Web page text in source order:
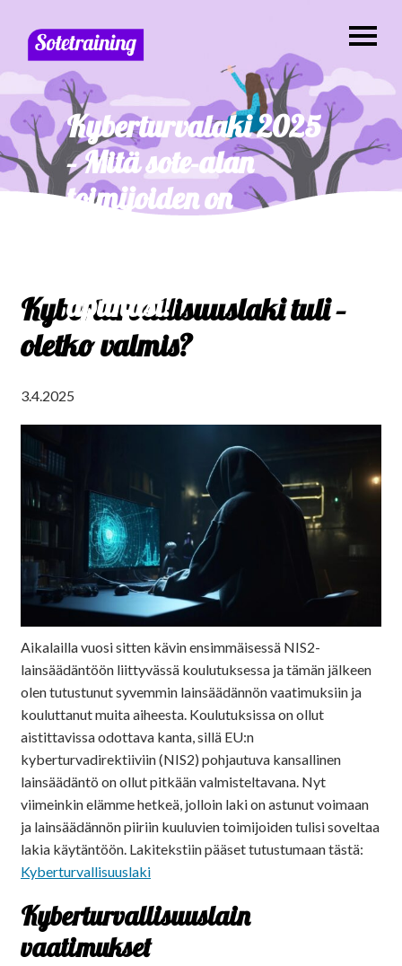
Kyberturvalaki 2025
– Mitä sote-alan
toimijoiden on
apunasi!
Kyberturvallisuuslaki tuli –
oletko valmis?
3.4.2025
Aikalailla vuosi sitten kävin ensimmäisessä NIS2-
lainsäädäntöön liittyvässä koulutuksessa ja tämän jälkeen
olen tutustunut syvemmin lainsäädännön vaatimuksiin ja
kouluttanut muita aiheesta. Koulutuksissa on ollut
aistittavissa odottava kanta, sillä EU:n
kyberturvadirektiiviin (NIS2) pohjautuva kansallinen
lainsäädäntö on ollut pitkään valmisteltavana. Nyt
viimeinkin elämme hetkeä, jolloin laki on astunut voimaan
ja lainsäädännön piiriin kuuluvien toimijoiden tulisi soveltaa
lakia käytäntöön. Lakitekstiin pääset tutustumaan tästä:
Kyberturvallisuuslaki
Kyberturvallisuuslain
vaatimukset